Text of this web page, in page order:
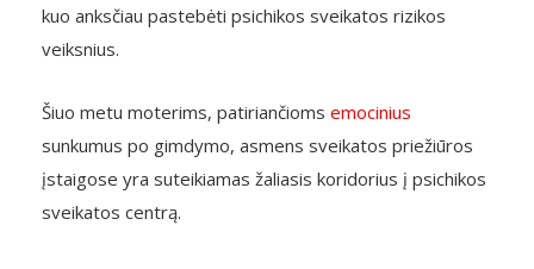
kuo anksčiau pastebėti psichikos sveikatos rizikos
veiksnius.
Šiuo metu moterims, patiriančioms emocinius
sunkumus po gimdymo, asmens sveikatos priežiūros
įstaigose yra suteikiamas žaliasis koridorius į psichikos
sveikatos centrą.